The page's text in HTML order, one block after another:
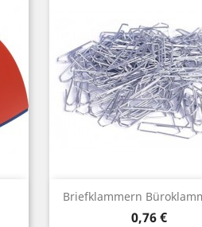
Briefklammern
Preis
0,76 €
Vorschau